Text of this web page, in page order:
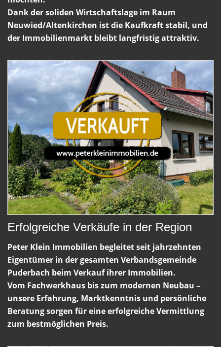
Dank der soliden Wirtschaftslage im Raum
Neuwied/Altenkirchen ist die Kaufkraft stabil, und
der Immobilienmarkt bleibt langfristig attraktiv.
Erfolgreiche Verkäufe in der Region
Peter Klein Immobilien begleitet seit jahrzehnten
Eigentümer in der gesamten Verbandsgemeinde
Puderbach beim Verkauf ihrer Immobilien.
Vom Fachwerkhaus bis zum modernen Neubau –
unsere Erfahrung, Marktkenntnis und persönliche
Beratung sorgen für eine erfolgreiche Vermittlung
zum bestmöglichen Preis.